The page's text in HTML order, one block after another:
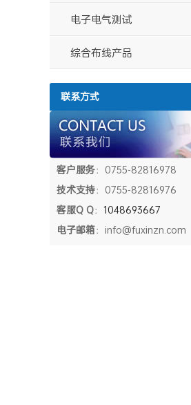
电子电气测试
综合布线产品
联系方式
客户服务：0755-82816978
技术支持：0755-82816976
客服Q Q： 1048693667
电子邮箱：info@fuxinzn.com